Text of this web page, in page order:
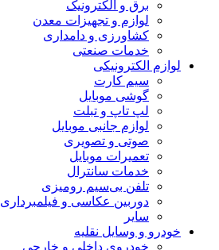
برق و الکترونیک
لوازم و تجهیزات معدن
کشاورزی و دامداری
خدمات صنعتی
لوازم الکترونیکی
سیم کارت
گوشی موبایل
لپ تاپ و تبلت
لوازم جانبی موبایل
صوتی و تصویری
تعمیرات موبایل
خدمات سانترال
تلفن بی‌سیم رومیزی
دوربین عکاسی و فیلمبرداری
سایر
خودرو و وسایل نقلیه
خودروی داخلی و خارجی